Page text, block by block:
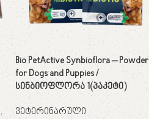
,
Bio PetActive Synbioflora – Powder
for Dogs and Puppies /
სინბიოფლორა 1(პაკეტი)
ვეტერინარული